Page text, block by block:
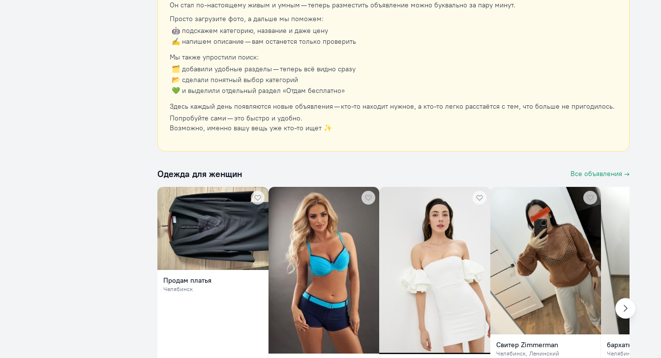
Он стал по-настоящему живым и умным — теперь разместить объявление можно буквально за пару минут.
Просто загрузите фото, а дальше мы поможем:
🤖 подскажем категорию, название и даже цену
✍️ напишем описание — вам останется только проверить
Мы также упростили поиск:
🗂 добавили удобные разделы — теперь всё видно сразу
📂 сделали понятный выбор категорий
💚 и выделили отдельный раздел «Отдам бесплатно»
Здесь каждый день появляются новые объявления — кто-то находит нужное, а кто-то легко расстаётся с тем, что больше не пригодилось.
Попробуйте сами — это быстро и удобно.
Возможно, именно вашу вещь уже кто-то ищет ✨
Одежда для женщин Все объявления →
Продам платья
Челябинск
Свитер Zimmerman
Челябинск, Ленинский
бархатное
Челябинск